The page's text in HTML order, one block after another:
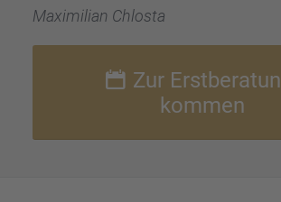
Maximi­lian Chlosta
Zur
kommen